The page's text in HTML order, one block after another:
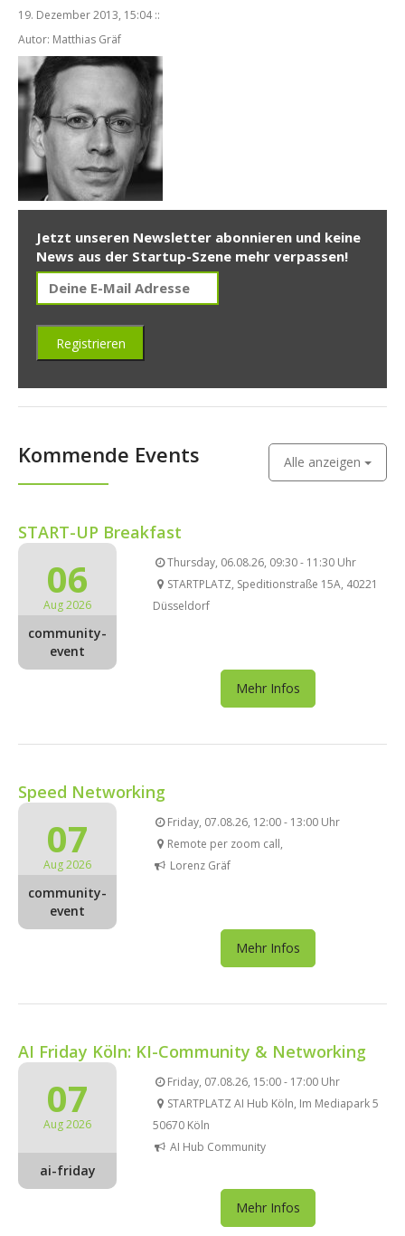
19. Dezember 2013, 15:04 ::
Autor: Matthias Gräf
Jetzt unseren Newsletter abonnieren und keine
News aus der Startup-Szene mehr verpassen!
Kommende Events Alle anzeigen
START-UP Breakfast
06
Aug 2026
community-
event
Thursday, 06.08.26, 09:30 - 11:30 Uhr
STARTPLATZ, Speditionstraße 15A, 40221
Düsseldorf
Mehr Infos
Speed Networking
07
Aug 2026
community-
event
Friday, 07.08.26, 12:00 - 13:00 Uhr
Remote per zoom call,
Lorenz Gräf
Mehr Infos
AI Friday Köln: KI-Community & Networking
07
Aug 2026
ai-friday
Friday, 07.08.26, 15:00 - 17:00 Uhr
STARTPLATZ AI Hub Köln, Im Mediapark 5
50670 Köln
AI Hub Community
Mehr Infos